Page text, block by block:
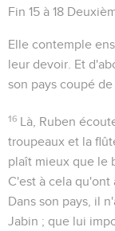
Fin 15 à 18
Elle contemple
leur devoir. Et
son pays coupé
16 Là, Ruben
troupeaux et la
plaît mieux que le
C'est à cela qu'ont
Dans son pays, il
Jabin ; que lui